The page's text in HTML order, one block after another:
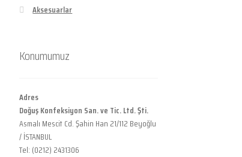
Aksesuarlar
Konumumuz
Adres
Doğuş Konfeksiyon San. ve Tic. Ltd. Şti.
Asmalı Mescit Cd. Şahin Han 21/112 Beyoğlu
/ İSTANBUL
Tel: (0212) 2431306